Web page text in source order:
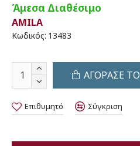
Άμεσα Διαθέσιμο
AMILA
Κωδικός: 13483
ΑΓΟΡΑΣΕ ΤΟ
Επιθυμητό Σύγκριση